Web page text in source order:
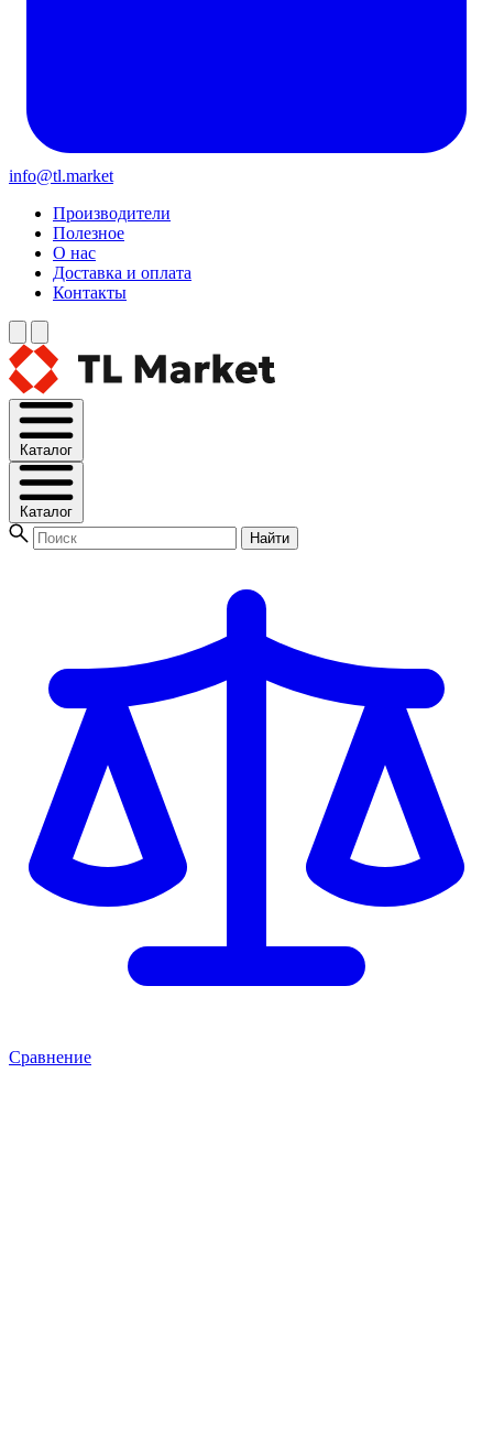
info@tl.market
Производители
Полезное
О нас
Доставка и оплата
Контакты
Каталог
Каталог
Найти
Сравнение